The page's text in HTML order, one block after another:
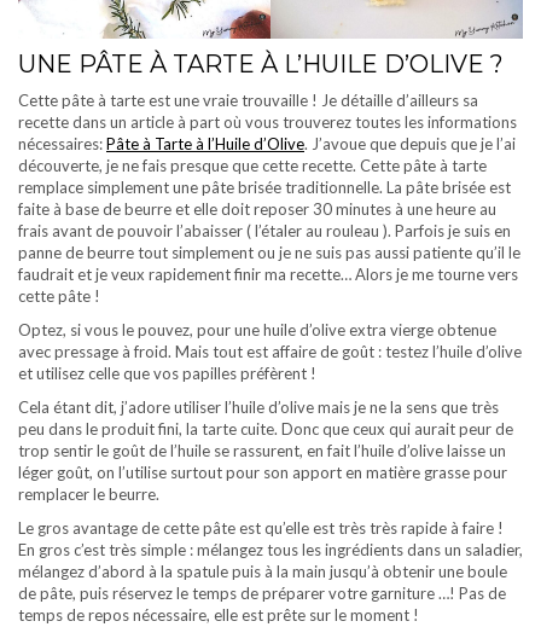
UNE PÂTE À TARTE À L’HUILE D’OLIVE ?
Cette pâte à tarte est une vraie trouvaille ! Je détaille d’ailleurs sa
recette dans un article à part où vous trouverez toutes les informations
nécessaires:Pâte à Tarte à l’Huile d’Olive. J’avoue que depuis que je l’ai
découverte, je ne fais presque que cette recette. Cette pâte à tarte
remplace simplement une pâte brisée traditionnelle. La pâte brisée est
faite à base de beurre et elle doit reposer 30 minutes à une heure au
frais avant de pouvoir l’abaisser ( l’étaler au rouleau ). Parfois je suis en
panne de beurre tout simplement ou je ne suis pas aussi patiente qu’il le
faudrait et je veux rapidement finir ma recette… Alors je me tourne vers
cette pâte !
Optez, si vous le pouvez, pour une huile d’olive extra vierge obtenue
avec pressage à froid. Mais tout est affaire de goût : testez l’huile d’olive
et utilisez celle que vos papilles préfèrent !
Cela étant dit, j’adore utiliser l’huile d’olive mais je ne la sens que très
peu dans le produit fini, la tarte cuite. Donc que ceux qui aurait peur de
trop sentir le goût de l’huile se rassurent, en fait l’huile d’olive laisse un
léger goût, on l’utilise surtout pour son apport en matière grasse pour
remplacer le beurre.
Le gros avantage de cette pâte est qu’elle est très très rapide à faire !
En gros c’est très simple : mélangez tous les ingrédients dans un saladier,
mélangez d’abord à la spatule puis à la main jusqu’à obtenir une boule
de pâte, puis réservez le temps de préparer votre garniture …! Pas de
temps de repos nécessaire, elle est prête sur le moment !